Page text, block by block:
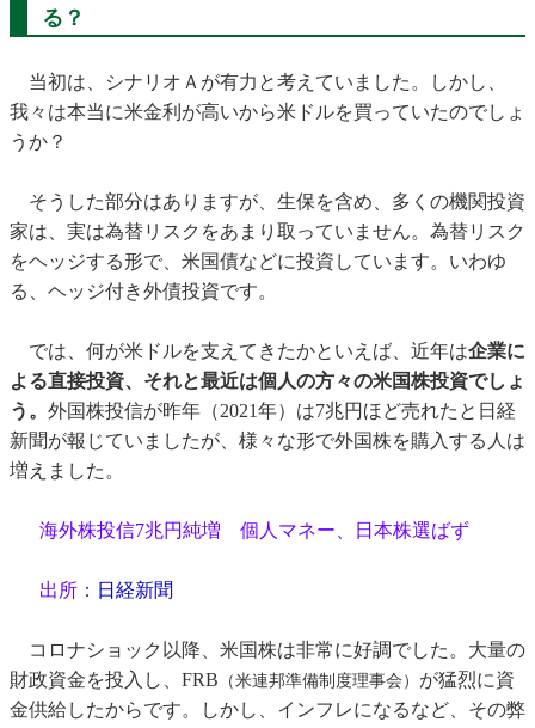
る？
当初は、シナリオＡが有力と考えていました。しかし、
我々は本当に米金利が高いから米ドルを買っていたのでしょ
うか？
そうした部分はありますが、生保を含め、多くの機関投資
家は、実は為替リスクをあまり取っていません。為替リスク
をヘッジする形で、米国債などに投資しています。いわゆ
る、ヘッジ付き外債投資です。
では、何が米ドルを支えてきたかといえば、近年は企業に
よる直接投資、それと最近は個人の方々の米国株投資でしょ
う。 外国株投信が昨年（2021年）は7兆円ほど売れたと日経
新聞が報じていましたが、様々な形で外国株を購入する人は
増えました。
海外株投信7兆円純増 個人マネー、日本株選ばず
出所： 日経新聞
コロナショック以降、米国株は非常に好調でした。大量の
財政資金を投入し、FRB （米連邦準備制度理事会） が猛烈に資
金供給したからです。しかし、インフレになるなど、その弊